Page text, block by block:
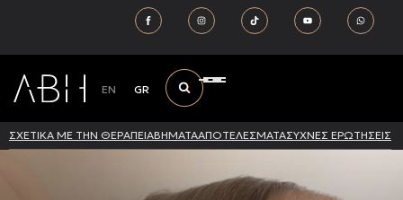
EN GR
ΣΧΕΤΙΚΑ ΜΕ ΤΗΝ ΘΕΡΑΠΕΙΑΒΗΜΑΤΑΑΠΟΤΕΛΕΣΜΑΤΑΣΥΧΝΕΣ ΕΡΩΤΗΣΕΙΣ